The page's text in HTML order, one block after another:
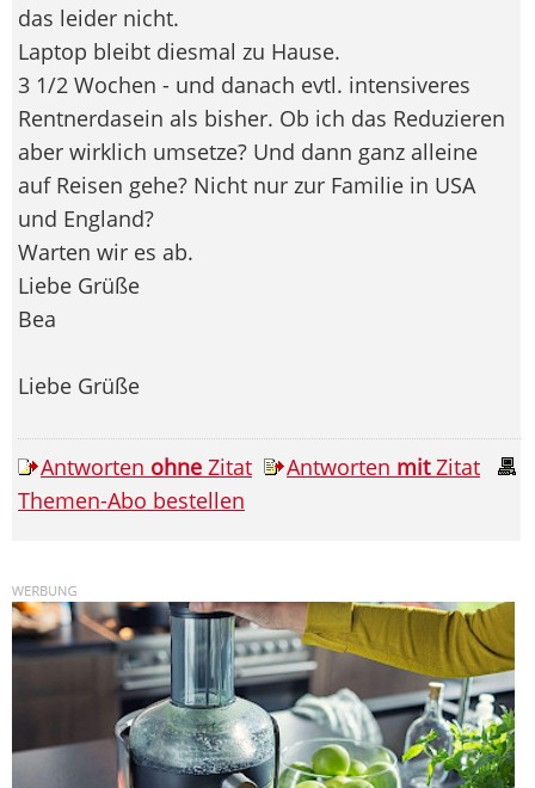
das leider nicht.
Laptop bleibt diesmal zu Hause.
3 1/2 Wochen - und danach evtl. intensiveres
Rentnerdasein als bisher. Ob ich das Reduzieren
aber wirklich umsetze? Und dann ganz alleine
auf Reisen gehe? Nicht nur zur Familie in USA
und England?
Warten wir es ab.
Liebe Grüße
Bea
Liebe Grüße
Antworten ohne Zitat Antworten mitZitat
Themen-Abo bestellen